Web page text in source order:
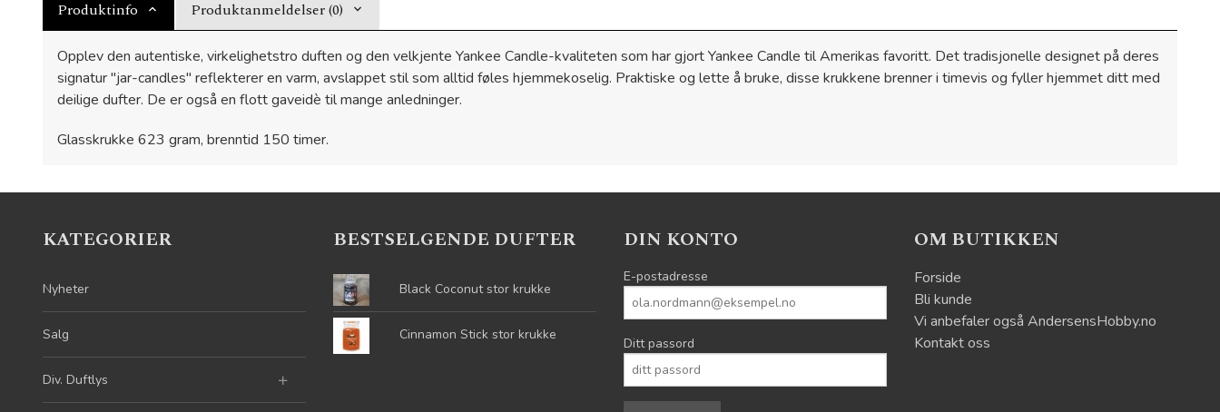
Produktinfo Produktanmeldelser (0)
Opplev den autentiske, virkelighetstro duften og den velkjente Yankee Candle-kvaliteten som har gjort Yankee Candle til Amerikas favoritt. Det tradisjonelle designet på deres
signatur "jar-candles" reflekterer en varm, avslappet stil som alltid føles hjemmekoselig. Praktiske og lette å bruke, disse krukkene brenner i timevis og fyller hjemmet ditt med
deilige dufter. De er også en flott gaveidè til mange anledninger.
Glasskrukke 623 gram, brenntid 150 timer.
KATEGORIER
Nyheter
Salg
Div. Duftlys
BESTSELGENDE DUFTER
Black Coconut stor krukke
Cinnamon Stick stor krukke
DIN KONTO
E-postadresse
Ditt passord
OM BUTIKKEN
Forside
Bli kunde
Vi anbefaler også AndersensHobby.no
Kontakt oss